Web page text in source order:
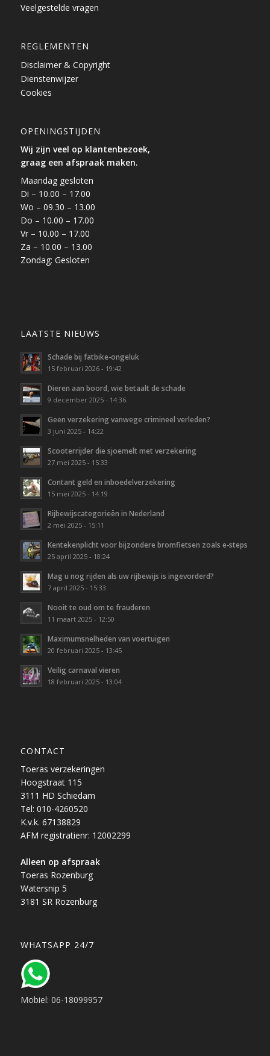
Veelgestelde vragen
REGLEMENTEN
Disclaimer & Copyright
Dienstenwijzer
Cookies
OPENINGSTIJDEN
Wij zijn veel op klantenbezoek,
graag een afspraak maken.
Maandag gesloten
Di – 10.00 – 17.00
Wo – 09.30 – 13.00
Do – 10.00 – 17.00
Vr – 10.00 – 17.00
Za – 10.00 – 13.00
Zondag: Gesloten
LAATSTE NIEUWS
Schade bij fatbike-ongeluk
15 februari 2026 - 19:42
Dieren aan boord, wie betaalt de schade
9 december 2025 - 14:36
Geen verzekering vanwege crimineel verleden?
3 juni 2025 - 14:22
Scooterrijder die sjoemelt met verzekering
27 mei 2025 - 15:33
Contant geld en inboedelverzekering
15 mei 2025 - 14:19
Rijbewijscategorieën in Nederland
2 mei 2025 - 15:11
Kentekenplicht voor bijzondere bromfietsen zoals e-steps
25 april 2025 - 18:24
Mag u nog rijden als uw rijbewijs is ingevorderd?
7 april 2025 - 15:33
Nooit te oud om te frauderen
11 maart 2025 - 12:50
Maximumsnelheden van voertuigen
20 februari 2025 - 13:45
Veilig carnaval vieren
18 februari 2025 - 13:04
CONTACT
Toeras verzekeringen
Hoogstraat 115
3111 HD Schiedam
Tel: 010-4260520
K.v.k. 67138829
AFM registratienr: 12002299
Alleen op afspraak
Toeras Rozenburg
Watersnip 5
3181 SR Rozenburg
WHATSAPP 24/7
Mobiel: 06-18099957